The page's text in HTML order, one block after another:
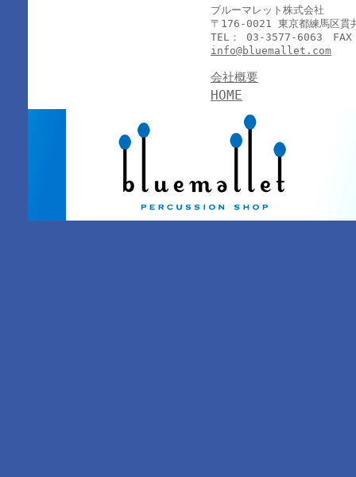
ブルーマレット株式会社
〒176-0021 東京都練馬区貫
TEL： 03-3577-6063
info@bluemallet.com
会社概要
HOME